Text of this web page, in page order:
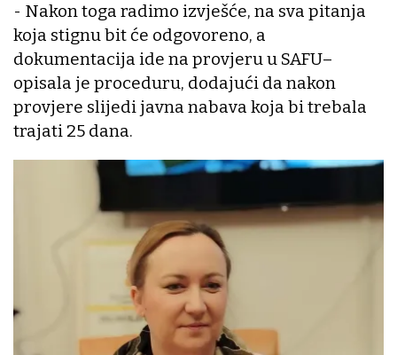
- Nakon toga radimo izvješće, na sva pitanja
koja stignu bit će odgovoreno, a
dokumentacija ide na provjeru u SAFU–
opisala je proceduru, dodajući da nakon
provjere slijedi javna nabava koja bi trebala
trajati 25 dana.